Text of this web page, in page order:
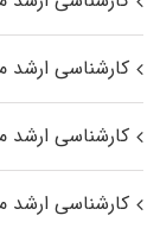
کارشناسی ارشد
کارشناسی ارشد
کارشناسی ارشد